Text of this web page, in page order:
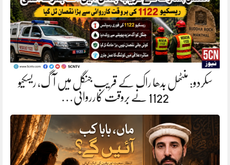
سکردو: منٹھل بدھا راک کے قریب جنگل میں آگ، ریسکیو
1122 نے بروقت کارروائی…